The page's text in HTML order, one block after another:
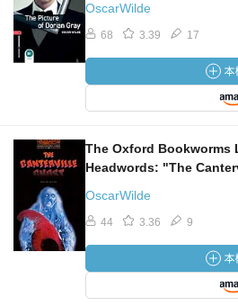
OscarWilde
68 3.39 17
The Oxford Bookworms
Headwords: "The
OscarWilde
44 3.36 9